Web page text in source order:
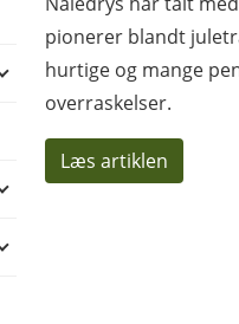
pionerer blandt
hurtige og mange
overraskelser.
Læs artiklen